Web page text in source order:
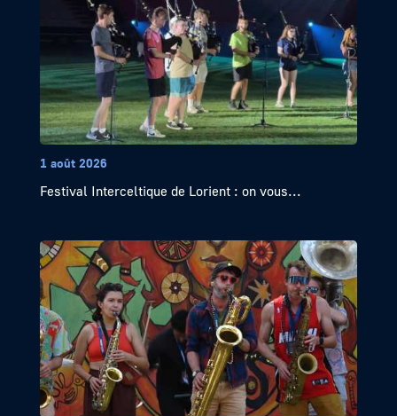
1 août 2026
Festival Interceltique de Lorient : on vous...